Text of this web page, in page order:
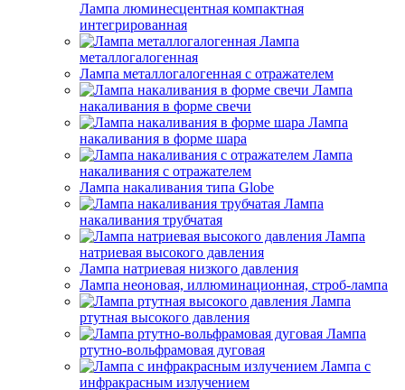
Лампа люминесцентная компактная
интегрированная
Лампа
металлогалогенная
Лампа металлогалогенная с отражателем
Лампа
накаливания в форме свечи
Лампа
накаливания в форме шара
Лампа
накаливания с отражателем
Лампа накаливания типа Globe
Лампа
накаливания трубчатая
Лампа
натриевая высокого давления
Лампа натриевая низкого давления
Лампа неоновая, иллюминационная, строб-лампа
Лампа
ртутная высокого давления
Лампа
ртутно-вольфрамовая дуговая
Лампа с
инфракрасным излучением